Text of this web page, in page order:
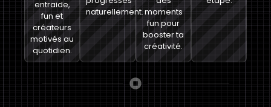
entraide,
fun et
créateurs
motivés au
quotidien.
naturellement.moments
fun pour
booster ta
créativité.